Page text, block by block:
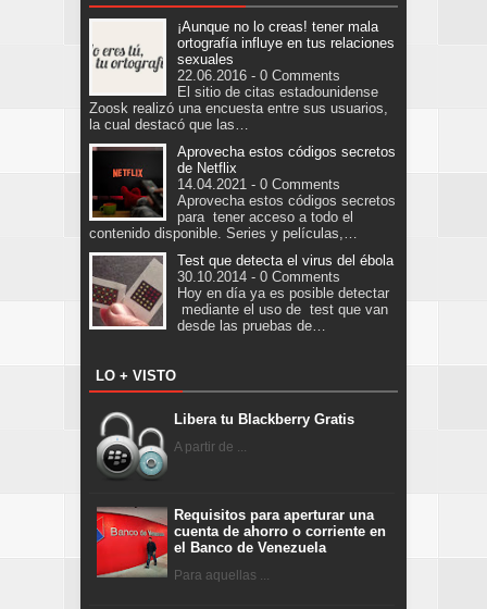
¡Aunque no lo creas! tener mala
ortografía influye en tus relaciones
sexuales
22.06.2016 - 0 Comments
El sitio de citas estadounidense
Zoosk realizó una encuesta entre sus usuarios,
la cual destacó que las…
Aprovecha estos códigos secretos
de Netflix
14.04.2021 - 0 Comments
Aprovecha estos códigos secretos
para tener acceso a todo el
contenido disponible. Series y películas,…
Test que detecta el virus del ébola
30.10.2014 - 0 Comments
Hoy en día ya es posible detectar
mediante el uso de test que van
desde las pruebas de…
LO + VISTO
Libera tu Blackberry Gratis
A partir de ...
Requisitos para aperturar una
cuenta de ahorro o corriente en
el Banco de Venezuela
Para aquellas ...